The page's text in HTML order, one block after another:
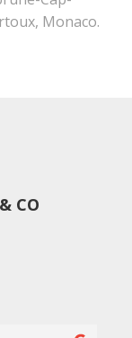
Monaco.
CO